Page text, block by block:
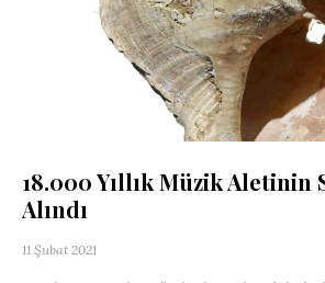
18.000 Yıllık Müzik Aletinin
Alındı
11 Şubat 2021